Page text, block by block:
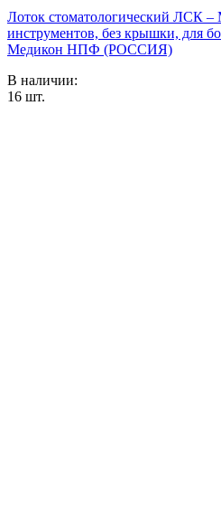
Лоток стоматологический ЛСК
инструментов, без крышки, для
Медикон НПФ (РОССИЯ)
В наличии:
16 шт.